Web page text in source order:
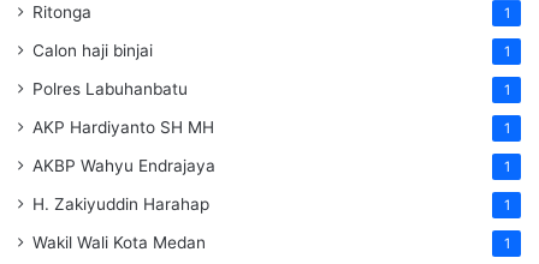
Ritonga 1
Calon haji binjai 1
Polres Labuhanbatu 1
AKP Hardiyanto SH MH 1
AKBP Wahyu Endrajaya 1
H. Zakiyuddin Harahap 1
Wakil Wali Kota Medan 1